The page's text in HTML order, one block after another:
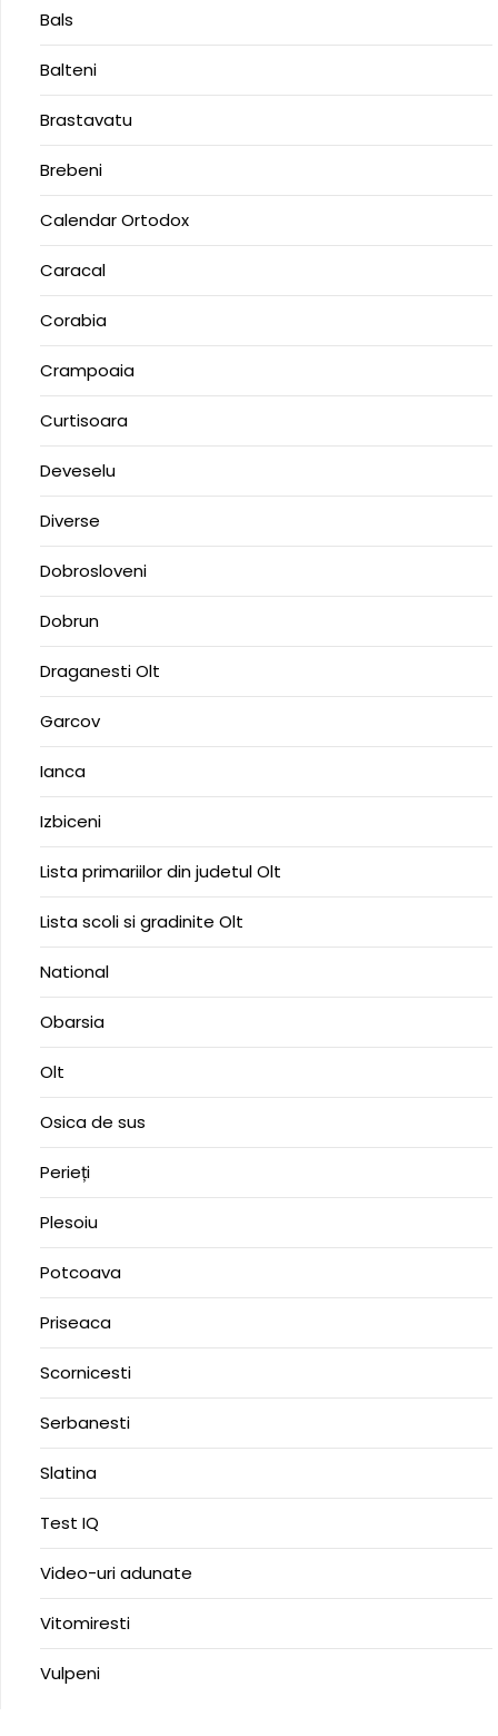
Bals
Balteni
Brastavatu
Brebeni
Calendar Ortodox
Caracal
Corabia
Crampoaia
Curtisoara
Deveselu
Diverse
Dobrosloveni
Dobrun
Draganesti Olt
Garcov
Ianca
Izbiceni
Lista primariilor din judetul Olt
Lista scoli si gradinite Olt
National
Obarsia
Olt
Osica de sus
Perieți
Plesoiu
Potcoava
Priseaca
Scornicesti
Serbanesti
Slatina
Test IQ
Video-uri adunate
Vitomiresti
Vulpeni